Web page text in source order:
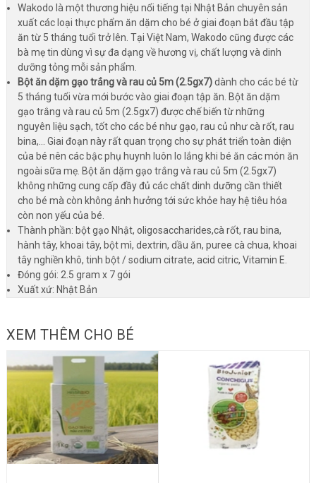
Wakodo là một thương hiệu nổi tiếng tại Nhật Bản chuyên sản
xuất các loại thực phẩm ăn dặm cho bé ở giai đoạn bắt đầu tập
ăn từ 5 tháng tuổi trở lên. Tại Việt Nam, Wakodo cũng được các
bà mẹ tin dùng vì sự đa dạng về hương vị, chất lượng và dinh
dưỡng tỏng mỗi sản phẩm.
Bột ăn dặm gạo trắng và rau củ 5m (2.5gx7)dành cho các bé từ
5 tháng tuổi vừa mới bước vào giai đoạn tập ăn. Bột ăn dặm
gạo trắng và rau củ 5m (2.5gx7) được chế biến từ những
nguyên liệu sạch, tốt cho các bé như gạo, rau củ như cà rốt, rau
bina,... Giai đoạn này rất quan trọng cho sự phát triển toàn diện
của bé nên các bậc phụ huynh luôn lo lắng khi bé ăn các món ăn
ngoài sữa mẹ. Bột ăn dặm gạo trắng và rau củ 5m (2.5gx7)
không những cung cấp đầy đủ các chất dinh dưỡng cần thiết
cho bé mà còn không ảnh hưởng tới sức khỏe hay hệ tiêu hóa
còn non yếu của bé.
Thành phần: bột gạo Nhật, oligosaccharides,cà rốt, rau bina,
hành tây, khoai tây, bột mì, dextrin, dầu ăn, puree cà chua, khoai
tây nghiền khô, tinh bột / sodium citrate, acid citric, Vitamin E.
Đóng gói: 2.5 gram x 7 gói
Xuất xứ: Nhật Bản
XEM THÊM CHO BÉ